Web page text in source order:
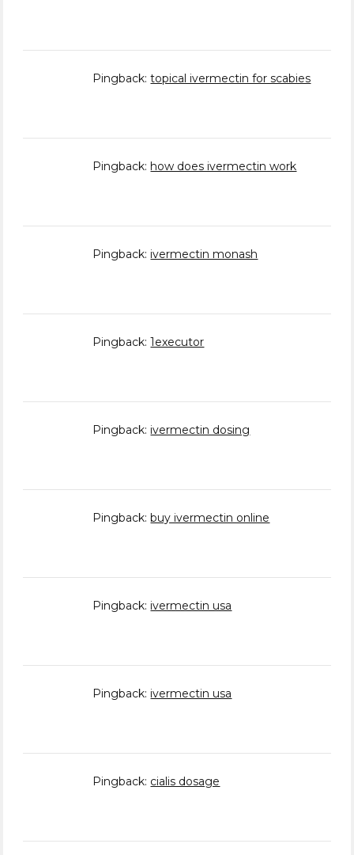
Pingback:topical ivermectin for scabies
Pingback: how does ivermectin work
Pingback: ivermectin monash
Pingback:1executor
Pingback: ivermectin dosing
Pingback:buy ivermectin online
Pingback: ivermectin usa
Pingback: ivermectin usa
Pingback: cialis dosage